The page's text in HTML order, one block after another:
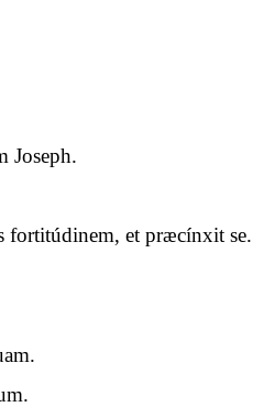
Joseph.
fortitúdinem, et præcínxit se.